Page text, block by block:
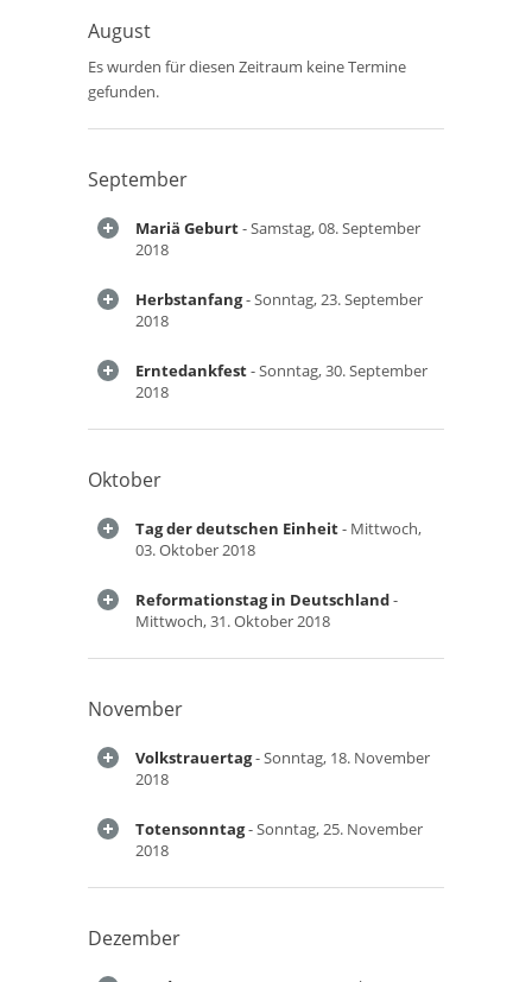
August
Es wurden für diesen Zeitraum keine Termine
gefunden.
September
Mariä Geburt- Samstag, 08. September
2018
Herbstanfang- Sonntag, 23. September
2018
Erntedankfest- Sonntag, 30. September
2018
Oktober
Tag der deutschen Einheit- Mittwoch,
03. Oktober 2018
Reformationstag in Deutschland-
Mittwoch, 31. Oktober 2018
November
Volkstrauertag- Sonntag, 18. November
2018
Totensonntag- Sonntag, 25. November
2018
Dezember